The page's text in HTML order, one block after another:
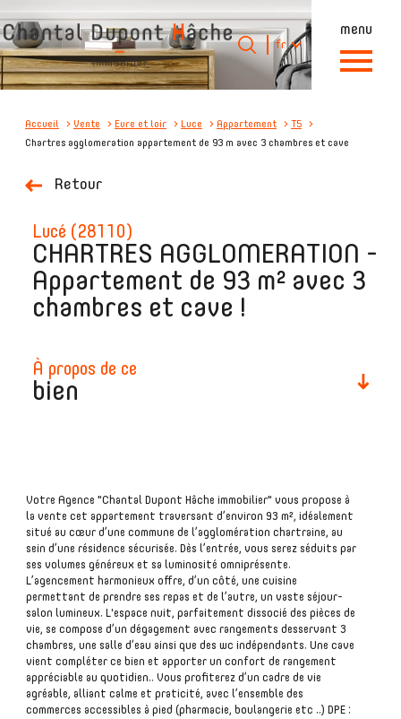
menu
Langue
fr
Accueil
0
Langue
fr
Accueil Vente Eure et loir Luce Appartement
T5
Chartres agglomeration appartement de 93 m avec 3 chambres et cave
Retour
lucé (28110)
CHARTRES AGGLOMERATION -
Appartement de 93 m² avec 3
chambres et cave !
à propos de ce
bien
plus d'informations
financières
plus de
détails
Votre Agence "Chantal Dupont Hâche immobilier" vous propose à
la vente cet appartement traversant d’environ 93 m², idéalement
situé au cœur d’une commune de l’agglomération chartraine, au
sein d’une résidence sécurisée. Dès l’entrée, vous serez séduits par
ses volumes généreux et sa luminosité omniprésente.
L’agencement harmonieux offre, d’un côté, une cuisine
permettant de prendre ses repas et de l’autre, un vaste séjour-
salon lumineux. L'espace nuit, parfaitement dissocié des pièces de
vie, se compose d’un dégagement avec rangements desservant 3
chambres, une salle d’eau ainsi que des wc indépendants. Une cave
vient compléter ce bien et apporter un confort de rangement
appréciable au quotidien.. Vous profiterez d’un cadre de vie
agréable, alliant calme et praticité, avec l’ensemble des
commerces accessibles à pied (pharmacie, boulangerie etc ..) DPE :